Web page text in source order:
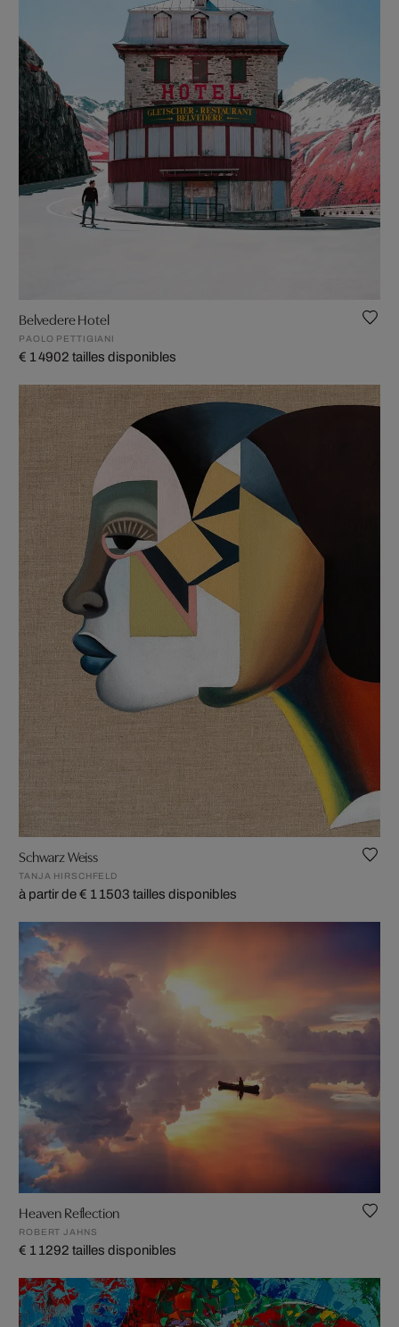
Belvedere Hotel
PAOLO PETTIGIANI
€ 1 4902 tailles disponibles
Schwarz Weiss
TANJA HIRSCHFELD
à partir de € 1 1503 tailles disponibles
Heaven Reflection
ROBERT JAHNS
€ 1 1292 tailles disponibles